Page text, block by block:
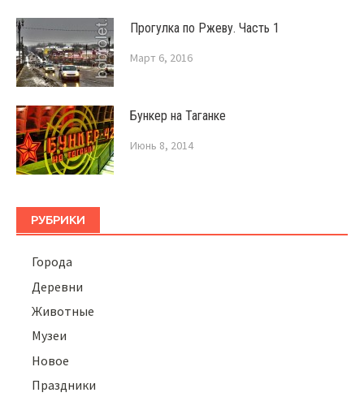
Прогулка по Ржеву. Часть 1
Март 6, 2016
Бункер на Таганке
Июнь 8, 2014
РУБРИКИ
Города
Деревни
Животные
Музеи
Новое
Праздники